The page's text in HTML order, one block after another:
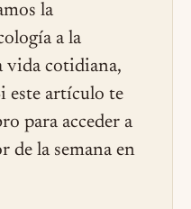
la
a la
vida cotidiana,
este artículo te
para acceder a
de la semana en